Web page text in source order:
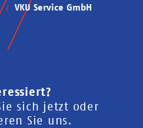
VKU Service GmbH
sich jetzt oder
Sie uns.